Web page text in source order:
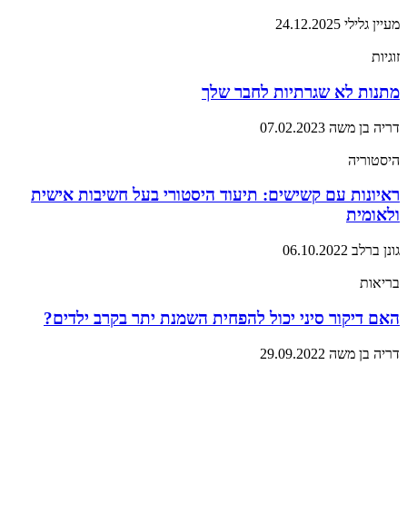
מעיין גלילי 24.12.2025
זוגיות
מתנות לא שגרתיות לחבר שלך
דריה בן משה 07.02.2023
היסטוריה
ראיונות עם קשישים: תיעוד היסטורי בעל חשיבות אישית
ולאומית
גונן ברלב 06.10.2022
בריאות
האם דיקור סיני יכול להפחית השמנת יתר בקרב ילדים?
דריה בן משה 29.09.2022